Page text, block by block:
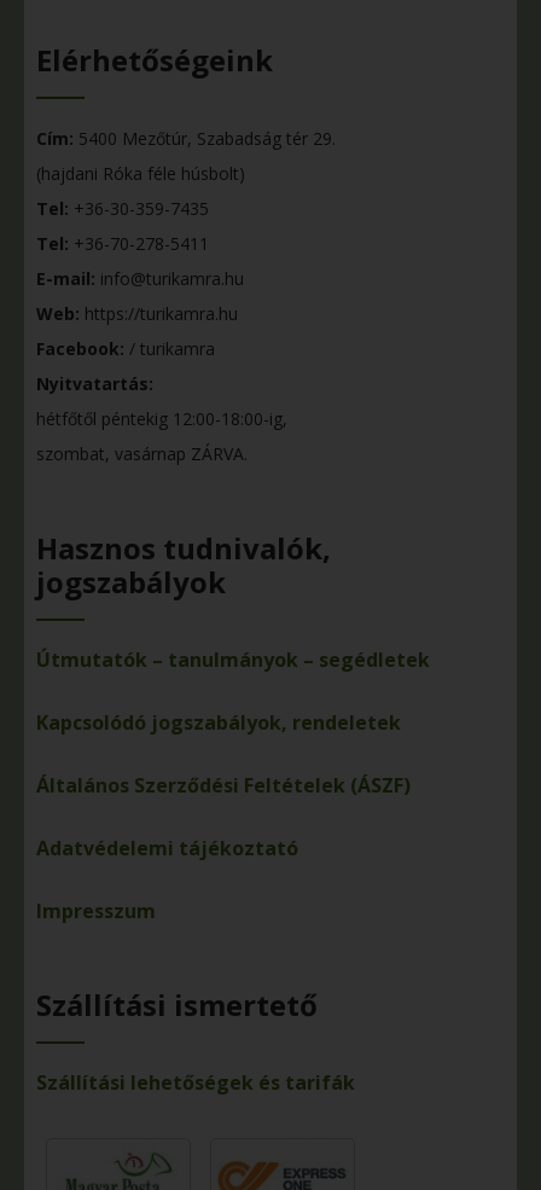
Elérhetőségeink
Cím: 5400 Mezőtúr, Szabadság tér 29.
(hajdani Róka féle húsbolt)
Tel: +36-30-359-7435
Tel: +36-70-278-5411
E-mail: info@turikamra.hu
Web: https://turikamra.hu
Facebook: / turikamra
Nyitvatartás:
hétfőtől péntekig 12:00-18:00-ig,
szombat, vasárnap ZÁRVA.
Hasznos tudnivalók,
jogszabályok
Útmutatók – tanulmányok – segédletek
Kapcsolódó jogszabályok, rendeletek
Általános Szerződési Feltételek (ÁSZF)
Adatvédelemi tájékoztató
Impresszum
Szállítási ismertető
Szállítási lehetőségek és tarifák